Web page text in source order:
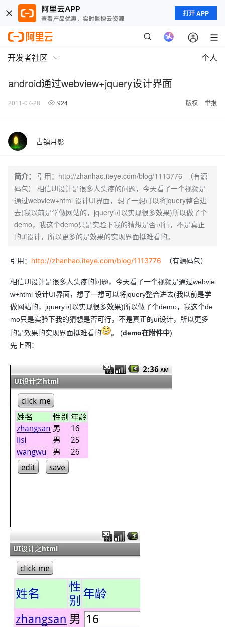
打开 APP
开发者社区 个人
android通过webview+jquery设计界面
2011-07-28 924 版权 举报
古镇月影
简介：
引用：http://zhanhao.iteye.com/blog/1113776 （有源
码包） 相信UI设计是很多人头疼的问题，今天看了一个视频是
通过webview+html 设计UI界面，想了一想可以将jquery整合进
去(我以前是学做网站的，jquery可以实现很多效果)所以做了个
demo，我这个demo只是实验下我的猜想是否可行，不是真正
的ui设计，所以更多的是效果的实现界面挺难看的。
引用： http://zhanhao.iteye.com/blog/1113776 （有源码包）
相信UI设计是很多人头疼的问题，今天看了一个视频是通过webvie
w+html 设计UI界面，想了一想可以将jquery整合进去(我以前是学
做网站的，jquery可以实现很多效果)所以做了个demo，我这个de
mo只是实验下我的猜想是否可行，不是真正的ui设计，所以更多
的是效果的实现界面挺难看的
。 (demo在附件中)
先上图：